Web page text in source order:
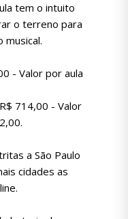
tem o intuito
o terreno para
musical.
- Valor por aula
714,00 - Valor
a São Paulo
cidades as